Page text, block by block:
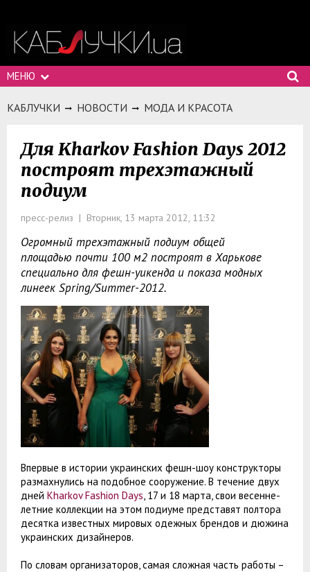
МЕНЮ
КАБЛУЧКИ НОВОСТИ МОДА И КРАСОТА
Для Kharkov Fashion Days 2012
построят трехэтажный
подиум
пресс-релиз | Вторник, 13 марта 2012, 11:32
Огромный трехэтажный подиум общей
площадью почти 100 м2 построят в Харькове
специально для фешн-уикенда и показа модных
линеек Spring/Summer-2012.
Впервые в истории украинских фешн-шоу конструкторы
размахнулись на подобное сооружение. В течение двух
дней Kharkov Fashion Days, 17 и 18 марта, свои весенне-
летние коллекции на этом подиуме представят полтора
десятка известных мировых одежных брендов и дюжина
украинских дизайнеров.
По словам организаторов, самая сложная часть работы –